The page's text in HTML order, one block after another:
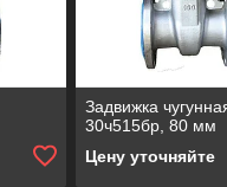
Задвижка
30ч515бр, 80 мм
Цену уточняйте